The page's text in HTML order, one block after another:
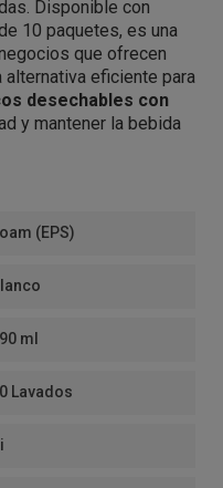
Disponible con
10 paquetes, es una
que ofrecen
alternativa eficiente para
desechables con
y mantener la bebida
(EPS)
ml
Lavados